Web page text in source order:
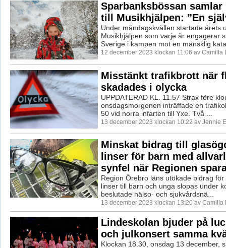
Sparbanksbössan samlar
till Musikhjälpen: ”En
Under måndagskvällen startade årets
Musikhjälpen som varje år engagerar
Sverige i kampen mot en mänsklig
12 december 2023 klockan 11:06 av Camilla
Misstänkt trafikbrott när
skadades i olycka
UPPDATERAD KL. 11.57 Strax före
onsdagsmorgonen inträffade en
50 vid norra infarten till Yxe. Två ...
13 december 2023 klockan 10:22 av Jennie
Minskat bidrag till
linser för barn med
synfel när Regionen
Region Örebro läns utökade bidrag
linser till barn och unga slopas under
beslutade hälso- och sjukvårdsnä...
13 december 2023 klockan 13:20 av Camilla
Lindeskolan bjuder på
och julkonsert samma
Klockan 18.30, onsdag 13 december,